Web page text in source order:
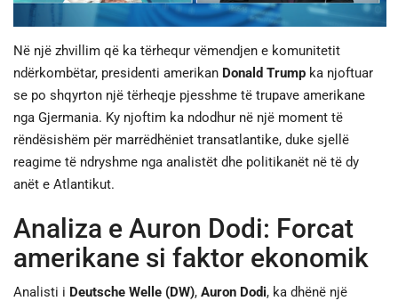
SPORTI
SHENDETI
Në një zhvillim që ka tërhequr vëmendjen e komunitetit
ndërkombëtar, presidenti amerikan Donald Trump ka njoftuar
se po shqyrton një tërheqje pjesshme të trupave amerikane
nga Gjermania. Ky njoftim ka ndodhur në një moment të
rëndësishëm për marrëdhëniet transatlantike, duke sjellë
reagime të ndryshme nga analistët dhe politikanët në të dy
anët e Atlantikut.
Analiza e Auron Dodi: Forcat
amerikane si faktor ekonomik
Analisti i Deutsche Welle (DW), Auron Dodi, ka dhënë një